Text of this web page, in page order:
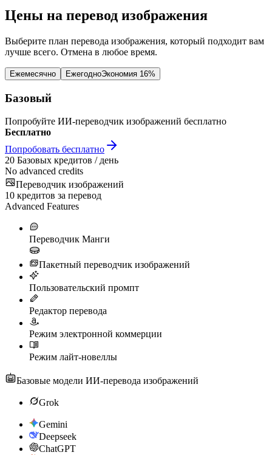
Цены на перевод изображения
Выберите план перевода изображения, который подходит вам
лучше всего. Отмена в любое время.
Ежемесячно ЕжегодноЭкономия 16%
Базовый
Попробуйте ИИ-переводчик изображений бесплатно
Бесплатно
Попробовать бесплатно
20 Базовых кредитов / день
No advanced credits
Переводчик изображений
10 кредитов за перевод
Advanced Features
Переводчик Манги
Пакетный переводчик изображений
Пользовательский промпт
Редактор перевода
Режим электронной коммерции
Режим лайт-новеллы
Базовые модели ИИ-перевода изображений
Grok
Gemini
Deepseek
ChatGPT